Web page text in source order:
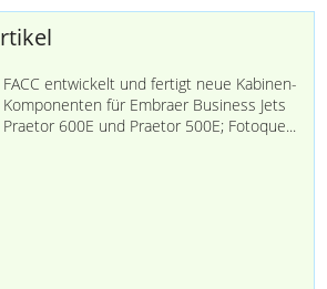
FACC entwickelt und fertigt neue Kabinen-
Komponenten für Embraer Business Jets
Praetor 600E und Praetor 500E; Fotoque...